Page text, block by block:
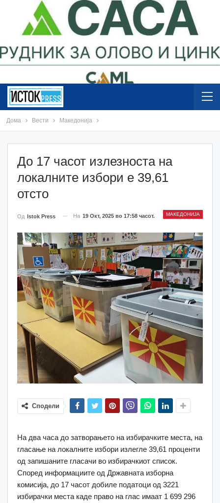
Дома Вести Македонија
До 17 часот излезноста на
локалните избори е 39,61
отсто
МАКЕДОНИЈА
Од Istok Press На 19 Окт, 2025 во 17:58 часот.
Сподели
На два часа до затворањето на избирачките места, на
гласање на локалните избори излегле 39,61 проценти
од запишаните гласачи во избирачкиот список.
Според информациите од Државната изборна
комисија, до 17 часот добиле податоци од 3221
избирачки места каде право на глас имаат 1 699 296